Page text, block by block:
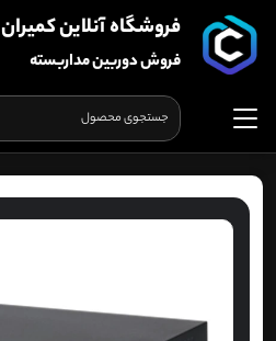
فروشگاه آنلاین کمیران
فروش دوربین مداربسته